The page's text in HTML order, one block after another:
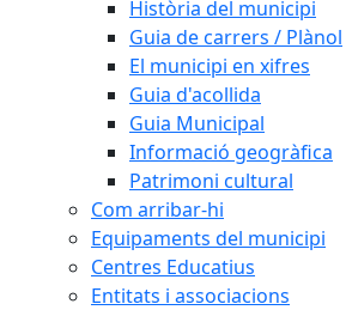
Història del municipi
Guia de carrers / Plànol
El municipi en xifres
Guia d'acollida
Guia Municipal
Informació geogràfica
Patrimoni cultural
Com arribar-hi
Equipaments del municipi
Centres Educatius
Entitats i associacions